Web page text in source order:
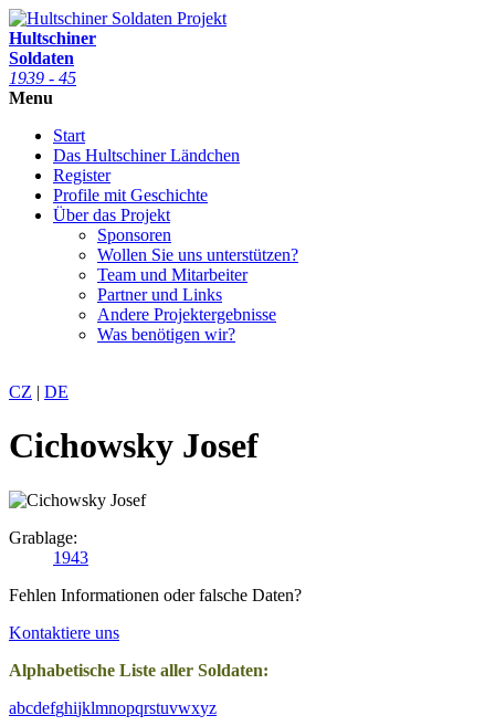
Projekt
Hultschiner
Soldaten
1939 - 45
Menu
Start
Das Hultschiner Ländchen
Register
Profile mit Geschichte
Über das Projekt
Sponsoren
Wollen Sie uns unterstützen?
Team und Mitarbeiter
Partner und Links
Andere Projektergebnisse
Was benötigen wir?
CZ | DE
Cichowsky Josef
Grablage:
1943
Fehlen Informationen oder falsche Daten?
Kontaktiere uns
Alphabetische Liste aller Soldaten:
abcdefghijklmnopqrstuvwxyz